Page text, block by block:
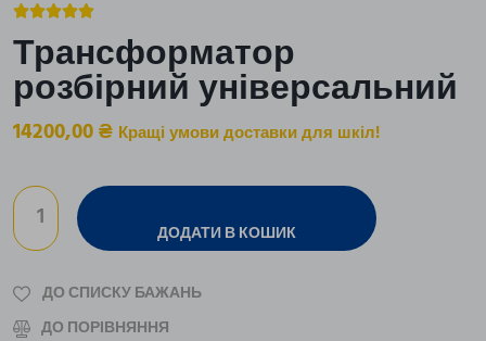

Трансформатор
розбірний універсальний
14200,00₴ Кращі умови доставки для шкіл!
ДОДАТИ В КОШИК
ДО СПИСКУ БАЖАНЬ
ДО ПОРІВНЯННЯ